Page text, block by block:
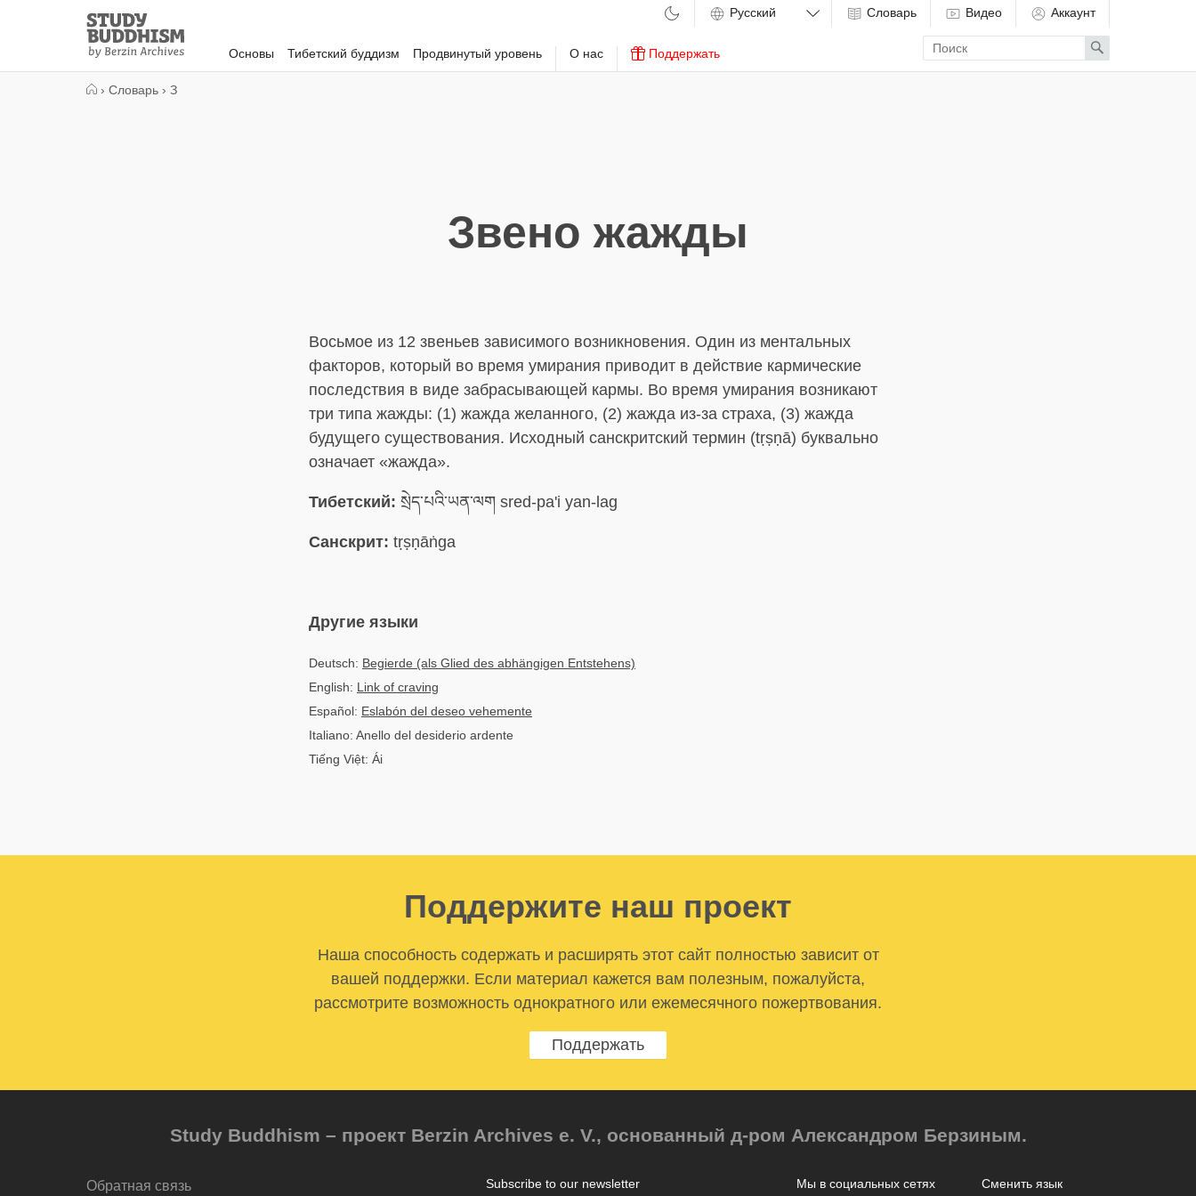
Study
Buddhism
Home
Основы Тибетский буддизм Продвинутый уровень О нас Поддержать
Словарь Видео Аккаунт
Enter
search
term
Search
› Словарь › З
Звено жажды
Восьмое из 12 звеньев зависимого возникновения. Один из ментальных
факторов, который во время умирания приводит в действие кармические
последствия в виде забрасывающей кармы. Во время умирания возникают
три типа жажды: (1) жажда желанного, (2) жажда из-за страха, (3) жажда
будущего существования. Исходный санскритский термин (tṛṣṇā) буквально
означает «жажда».
Тибетский: སྲེད་པའི་ཡན་ལག sred-pa'i yan-lag
Санскрит: tṛṣṇāṅga
Другие языки
Deutsch: Begierde (als Glied des abhängigen Entstehens)
English: Link of craving
Español: Eslabón del deseo vehemente
Italiano: Anello del desiderio ardente
Tiếng Việt: Ái
Поддержите наш проект
Наша способность содержать и расширять этот сайт полностью зависит от
вашей поддержки. Если материал кажется вам полезным, пожалуйста,
рассмотрите возможность однократного или ежемесячного пожертвования.
Поддержать
Study Buddhism – проект Berzin Archives e. V., основанный д-ром Александром Берзиным.
Обратная связь Сменить язык
Мы в социальных сетях
Subscribe to our newsletter